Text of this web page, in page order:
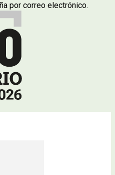
por correo electrónico.